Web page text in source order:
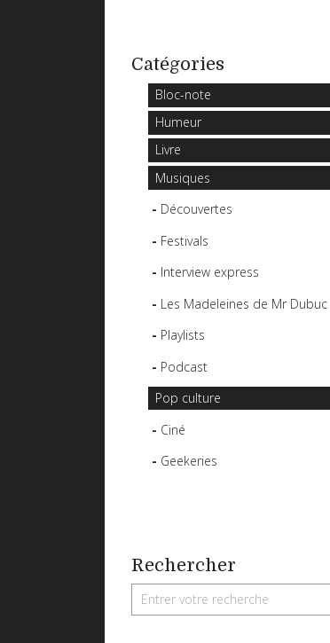
Catégories
Bloc-note
Humeur
Livre
Musiques
Découvertes
Festivals
Interview express
Les Madeleines de Mr Dubuc
Playlists
Podcast
Pop culture
Ciné
Geekeries
Rechercher